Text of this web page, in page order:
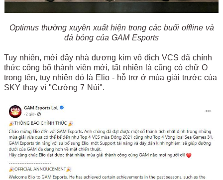
Optimus thường xuyên xuất hiện trong các buổi offline và
đá bóng của GAM Esports
Tuy nhiên, mới đây nhà đương kim vô địch VCS đã chính
thức công bố thành viên mới, tất nhiên là cũng có chữ O
trong tên, tuy nhiên đó là Elio - hỗ trợ ở mùa giải trước của
SKY thay vì "Cường 7 Núi".